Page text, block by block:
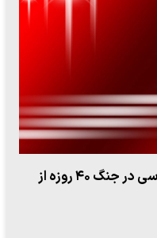
ببینید| لحظه بمباران خیابان فردوسی در جنگ ۴۰ روزه از